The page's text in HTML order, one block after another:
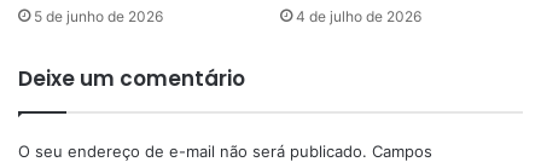
5 de junho de 2026 4 de julho de 2026
Deixe um comentário
O seu endereço de e-mail não será publicado. Campos